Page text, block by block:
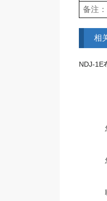
备注
相
NDJ-1E